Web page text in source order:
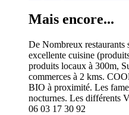
Mais encore...
De Nombreux restaurants
excellente cuisine
produits locaux à 300m,
commerces à 2 kms.
BIO à proximité. Les
nocturnes. Les différents
06 03 17 30 92